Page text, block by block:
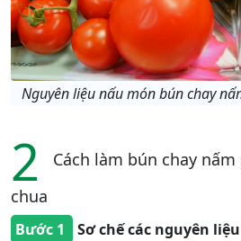
Nguyên liệu nấu món bún chay
2
Cách làm bún chay
chua
Bước 1
Sơ chế các nguyên liệu